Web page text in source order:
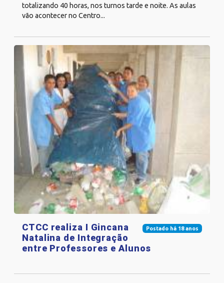
totalizando 40 horas, nos turnos tarde e noite. As aulas
vão acontecer no Centro...
Postado há 18 anos
CTCC realiza I Gincana
Natalina de Integração
entre Professores e Alunos